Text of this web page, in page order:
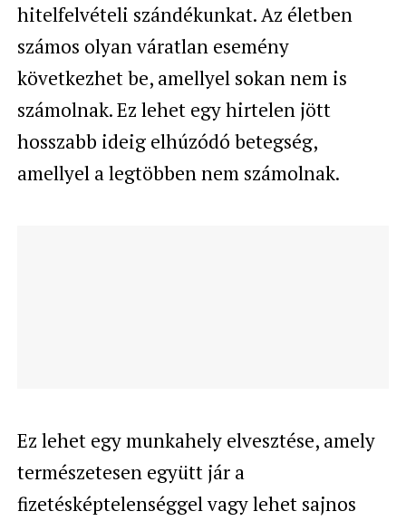
hitelfelvételi szándékunkat. Az életben
számos olyan váratlan esemény
következhet be, amellyel sokan nem is
számolnak. Ez lehet egy hirtelen jött
hosszabb ideig elhúzódó betegség,
amellyel a legtöbben nem számolnak.
Ez lehet egy munkahely elvesztése, amely
természetesen együtt jár a
fizetésképtelenséggel vagy lehet sajnos